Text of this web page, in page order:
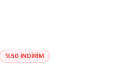
%50 İNDİRİM